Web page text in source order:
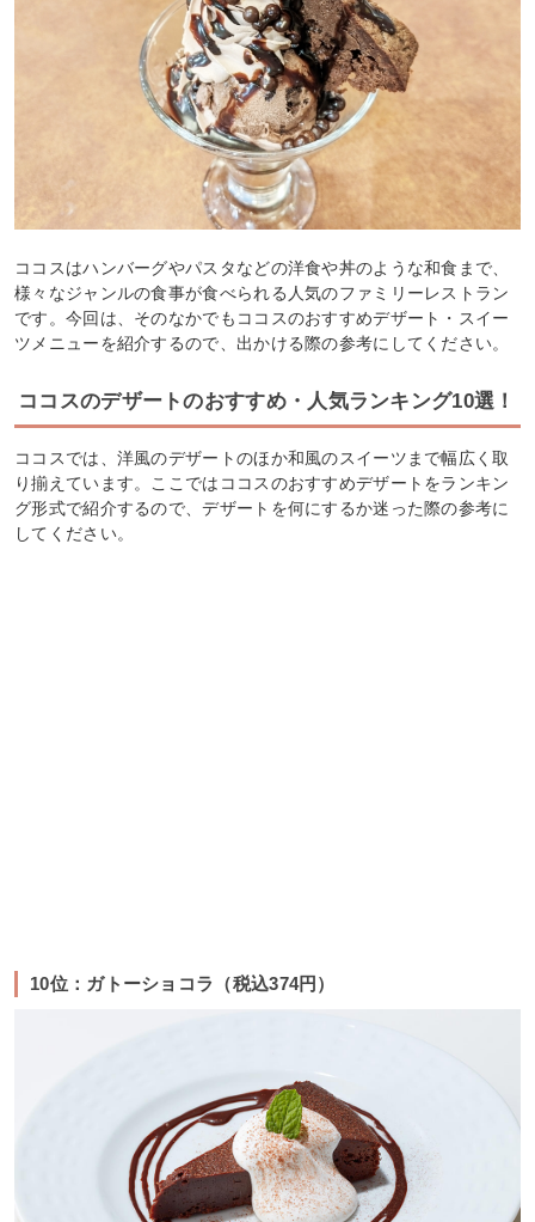
ココスはハンバーグやパスタなどの洋食や丼のような和食まで、
様々なジャンルの食事が食べられる人気のファミリーレストラン
です。今回は、そのなかでもココスのおすすめデザート・スイー
ツメニューを紹介するので、出かける際の参考にしてください。
ココスのデザートのおすすめ・人気ランキング10選！
ココスでは、洋風のデザートのほか和風のスイーツまで幅広く取
り揃えています。ここではココスのおすすめデザートをランキン
グ形式で紹介するので、デザートを何にするか迷った際の参考に
してください。
10位：ガトーショコラ（税込374円）